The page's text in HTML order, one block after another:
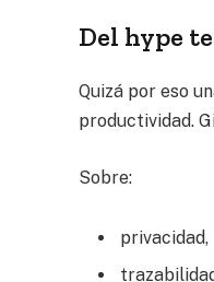
Del hype
Quizá por eso
productividad.
Sobre:
privacidad,